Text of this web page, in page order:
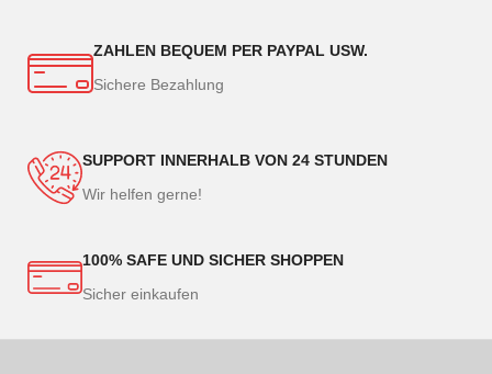
ZAHLEN BEQUEM PER PAYPAL USW.
Sichere Bezahlung
SUPPORT INNERHALB VON 24 STUNDEN
Wir helfen gerne!
100% SAFE UND SICHER SHOPPEN
Sicher einkaufen